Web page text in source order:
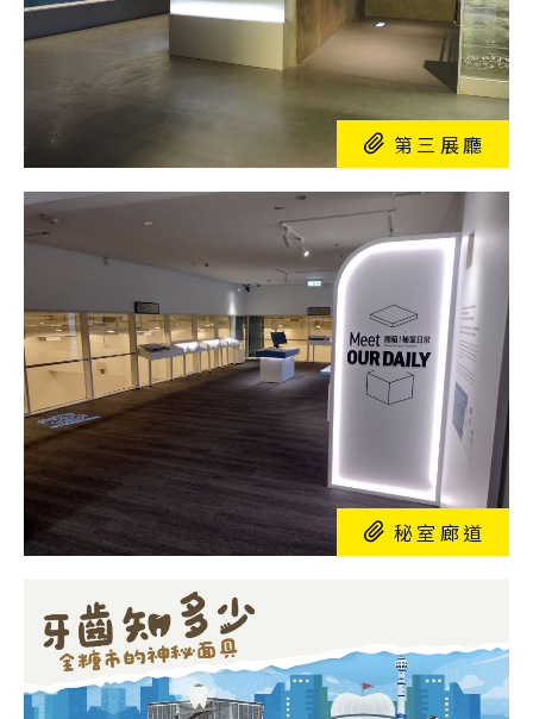
第三展廳
秘室廊道